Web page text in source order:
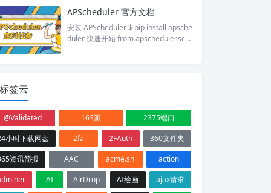
者用注解标记的某些类。 例如： // 这
里的 @C...
ode，虽然说不是专门的 markdown 编
辑器，但是非常好用。 并且，由于阿蛮
君经常需要多端同步文章，比如公司没
写完的文章，然后回家写，这就用到了
APScheduler 官方文档
安装 APScheduler $ pip install apsche
duler 快速开始 from apscheduler.sch
标签云
@Validated 163源
2375端口
小时下载网盘
2fa 2FAuth
360文件夹
资讯简报
AAC acme.sh
action
AI AirDrop AI绘画
ajax请求